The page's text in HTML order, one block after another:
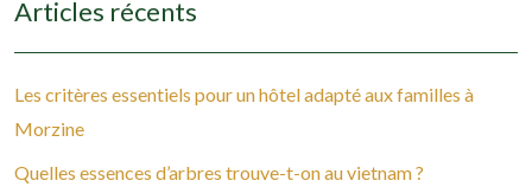
Articles récents
Les critères essentiels pour un hôtel adapté aux familles à
Morzine
Quelles essences d’arbres trouve-t-on au vietnam ?